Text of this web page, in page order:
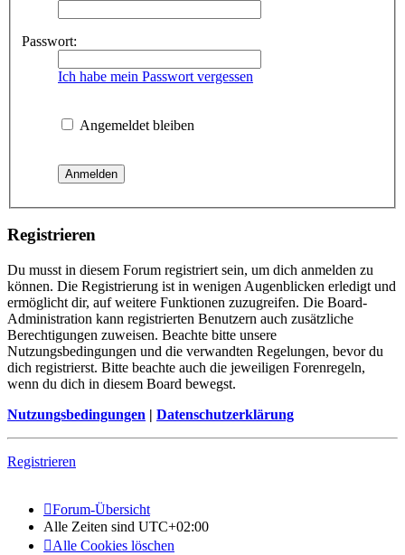
Passwort:
Ich habe mein Passwort vergessen
Angemeldet bleiben
Registrieren
Du musst in diesem Forum registriert sein, um dich anmelden zu
können. Die Registrierung ist in wenigen Augenblicken erledigt und
ermöglicht dir, auf weitere Funktionen zuzugreifen. Die Board-
Administration kann registrierten Benutzern auch zusätzliche
Berechtigungen zuweisen. Beachte bitte unsere
Nutzungsbedingungen und die verwandten Regelungen, bevor du
dich registrierst. Bitte beachte auch die jeweiligen Forenregeln,
wenn du dich in diesem Board bewegst.
Nutzungsbedingungen | Datenschutzerklärung
Registrieren
Forum-Übersicht
Alle Zeiten sind UTC+02:00
Alle Cookies löschen